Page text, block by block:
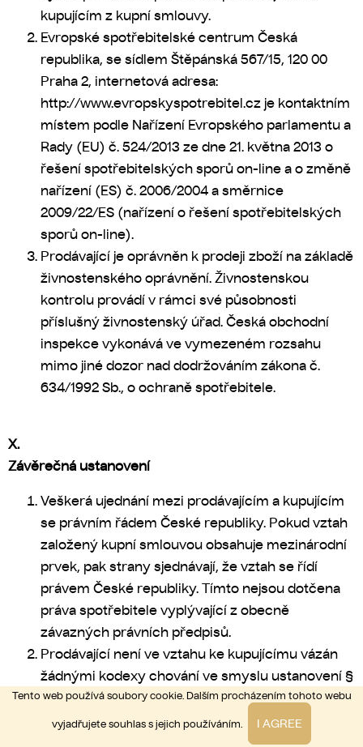
Tento web používá soubory cookie. Dalším procházením tohoto webu
vyjadřujete souhlas s jejich používáním. I AGREE
kupujícím z kupní smlouvy.
Evropské spotřebitelské centrum Česká
republika, se sídlem Štěpánská 567/15, 120 00
Praha 2, internetová adresa:
http://www.evropskyspotrebitel.cz je kontaktním
místem podle Nařízení Evropského parlamentu a
Rady (EU) č. 524/2013 ze dne 21. května 2013 o
řešení spotřebitelských sporů on-line a o změně
nařízení (ES) č. 2006/2004 a směrnice
2009/22/ES (nařízení o řešení spotřebitelských
sporů on-line).
Prodávající je oprávněn k prodeji zboží na základě
živnostenského oprávnění. Živnostenskou
kontrolu provádí v rámci své působnosti
příslušný živnostenský úřad. Česká obchodní
inspekce vykonává ve vymezeném rozsahu
mimo jiné dozor nad dodržováním zákona č.
634/1992 Sb., o ochraně spotřebitele.
X.
Závěrečná ustanovení
Veškerá ujednání mezi prodávajícím a kupujícím
se právním řádem České republiky. Pokud vztah
založený kupní smlouvou obsahuje mezinárodní
prvek, pak strany sjednávají, že vztah se řídí
právem České republiky. Tímto nejsou dotčena
práva spotřebitele vyplývající z obecně
závazných právních předpisů.
Prodávající není ve vztahu ke kupujícímu vázán
žádnými kodexy chování ve smyslu ustanovení §
1826 odst. 1 písm. e) občanského zákoníku.
Všechna práva k webovým stránkám
prodávajícího, zejména autorská práva k obsahu,